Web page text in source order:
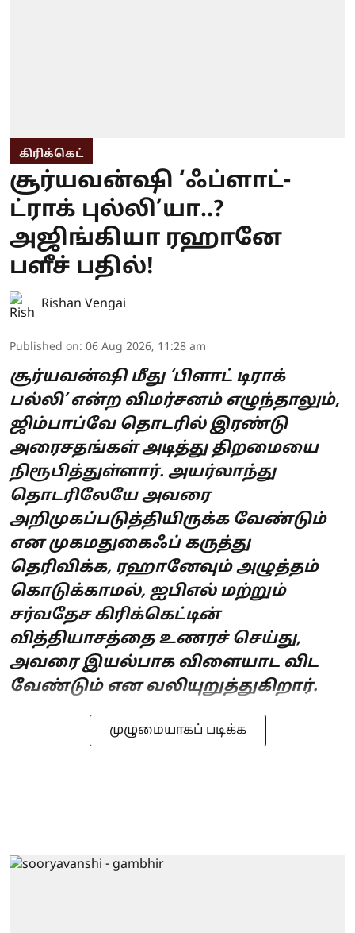
கிரிக்கெட்
சூர்யவன்ஷி ‘ஃப்ளாட்-
ட்ராக் புல்லி’யா..?
அஜிங்கியா ரஹானே
பளீச் பதில்!
Rishan Vengai
Published on: 06 Aug 2026, 11:28 am
சூர்யவன்ஷி மீது ‘பிளாட் டிராக்
பல்லி’ என்ற விமர்சனம் எழுந்தாலும்,
ஜிம்பாப்வே தொடரில் இரண்டு
அரைசதங்கள் அடித்து திறமையை
நிரூபித்துள்ளார். அயர்லாந்து
தொடரிலேயே அவரை
அறிமுகப்படுத்தியிருக்க வேண்டும்
என முகமதுகைஃப் கருத்து
தெரிவிக்க, ரஹானேவும் அழுத்தம்
கொடுக்காமல், ஐபிஎல் மற்றும்
சர்வதேச கிரிக்கெட்டின்
வித்தியாசத்தை உணரச் செய்து,
அவரை இயல்பாக விளையாட விட
வேண்டும் என வலியுறுத்துகிறார்.
முழுமையாகப் படிக்க